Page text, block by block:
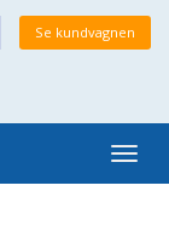
Se kundvagnen